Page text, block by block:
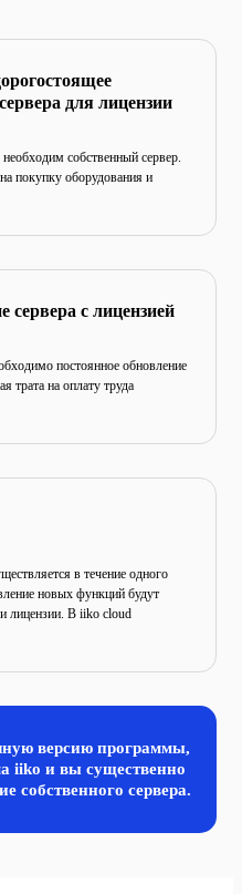
для лицензии
собственный сервер.
покупку оборудования и
сервера с лицензией
постоянное обновление
трата на оплату труда
в течение одного
новых функций будут
лицензии. В iiko cloud
версию программы,
iiko и вы существенно
собственного сервера.